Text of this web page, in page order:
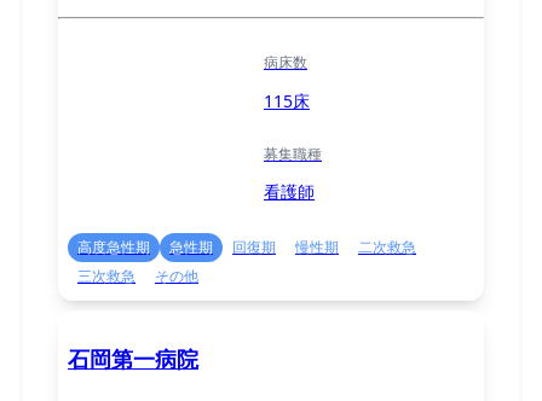
病床数
115床
募集職種
看護師
高度急性期 急性期 回復期 慢性期
二次救急
三次救急
その他
石岡第一病院